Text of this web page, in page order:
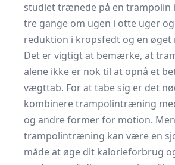
studiet trænede på en trampolin
tre gange om ugen i otte uger
reduktion i kropsfedt og en øget
Det er vigtigt at bemærke, at
alene ikke er nok til at opnå et
vægttab. For at tabe sig er det
kombinere trampolintræning
og andre former for motion. Men
trampolintræning kan være en
måde at øge dit kalorieforbrug